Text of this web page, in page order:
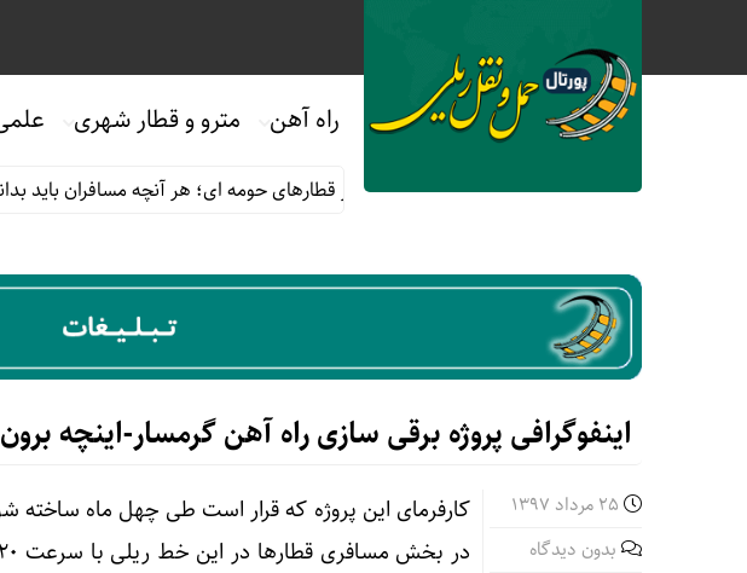
راه آهن مترو و قطار شهری
قوانین و مقررات استفاده از قطارهای حومه ای؛ هر آنچه مسافران باید بدانند
اینفوگرافی پروژه برقی سازی راه آهن گرمسار-اینچه برون
بدون دیدگاه
کارفرمای این پروژه که قرار است طی چهل ماه